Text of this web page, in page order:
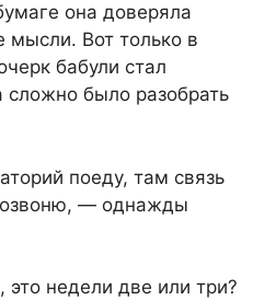
она доверяла
мысли. Вот только в
бабули стал
было разобрать
поеду, там связь
— однажды
недели две или три?